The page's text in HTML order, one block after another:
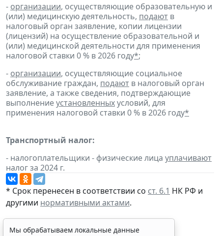
- организации, осуществляющие образовательную и
(или) медицинскую деятельность, подают в
налоговый орган заявление, копии лицензии
(лицензий) на осуществление образовательной и
(или) медицинской деятельности для применения
налоговой ставки 0 % в 2026 году*;
- организации, осуществляющие социальное
обслуживание граждан, подают в налоговый орган
заявление, а также сведения, подтверждающие
выполнениеустановленныхусловий, для
применения налоговой ставки 0 % в 2026 году*
Транспортный налог:
- налогоплательщики - физические лица уплачивают
налог за 2024 г.
* Срок перенесен в соответствии со ст. 6.1 НК РФ и
другими нормативными актами.
Мы обрабатываем локальные данные